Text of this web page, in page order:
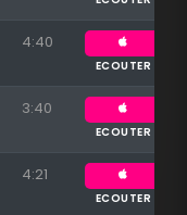
4:40
ECOUTER
3:40
ECOUTER
4:21
ECOUTER